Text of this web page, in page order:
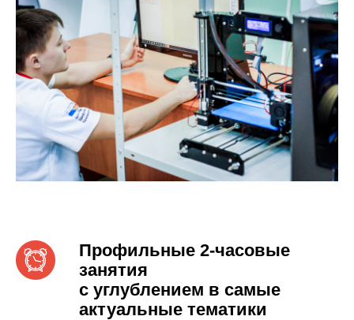
Профильные 2-часовые
занятия
с углублением в самые
актуальные тематики